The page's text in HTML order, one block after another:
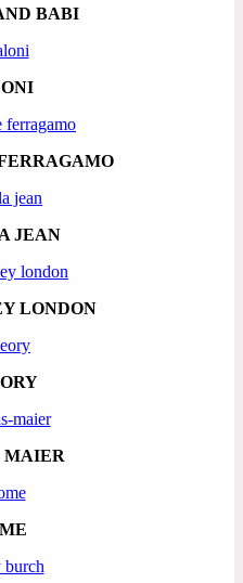
BABI
JEAN
LONDON
MAIER